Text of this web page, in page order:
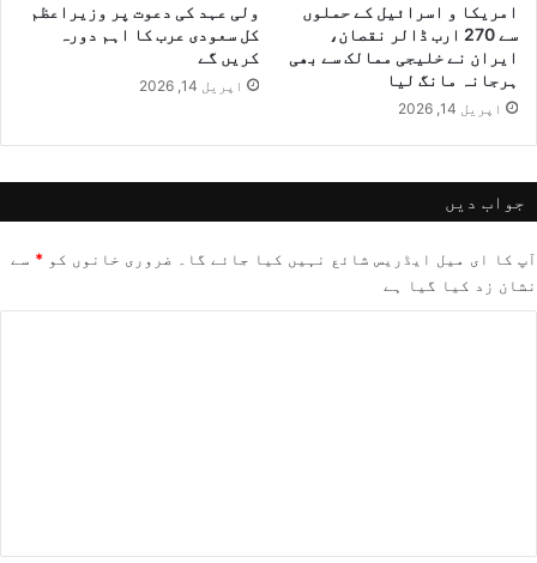
امریکا و اسرائیل کے حملوں
سے 270 ارب ڈالر نقصان،
ایران نے خلیجی ممالک سے بھی
ہرجانہ مانگ لیا
اپریل 14, 2026
ولی عہد کی دعوت پر وزیراعظم
کل سعودی عرب کا اہم دورہ
کریں گے
اپریل 14, 2026
جواب دیں
آپ کا ای میل ایڈریس شائع نہیں کیا جائے گا۔ ضروری خانوں کو * سے
نشان زد کیا گیا ہے